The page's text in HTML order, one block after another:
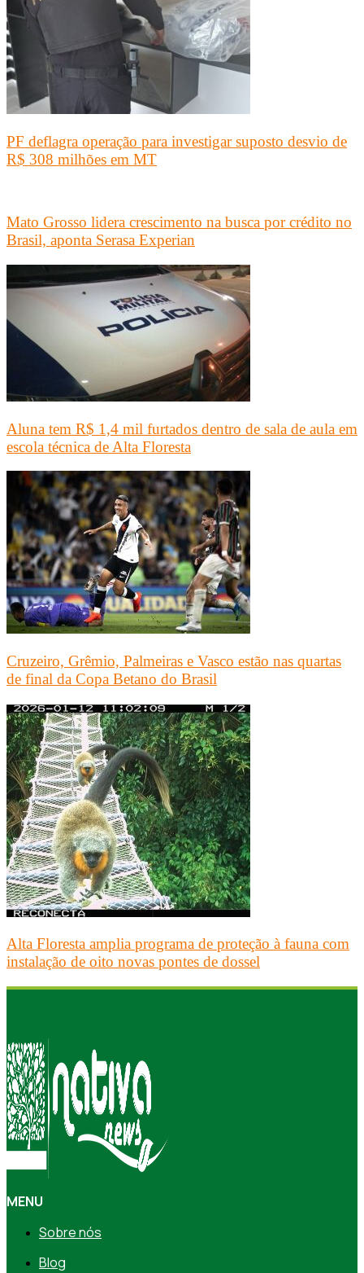
PF deflagra operação para investigar suposto desvio de
R$ 308 milhões em MT
Mato Grosso lidera crescimento na busca por crédito no
Brasil, aponta Serasa Experian
Aluna tem R$ 1,4 mil furtados dentro de sala de aula em
escola técnica de Alta Floresta
Cruzeiro, Grêmio, Palmeiras e Vasco estão nas quartas
de final da Copa Betano do Brasil
Alta Floresta amplia programa de proteção à fauna com
instalação de oito novas pontes de dossel
MENU
Sobre nós
Blog